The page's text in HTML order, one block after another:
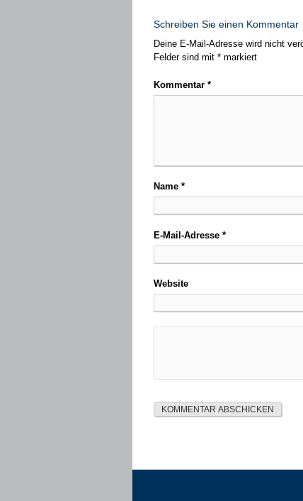
Schreiben Sie einen Kommentar
Deine E-Mail-Adresse wird nicht
Felder sind mit * markiert
Kommentar *
Name *
E-Mail-Adresse *
Website